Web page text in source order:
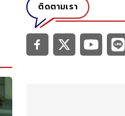
ติดตามเรา